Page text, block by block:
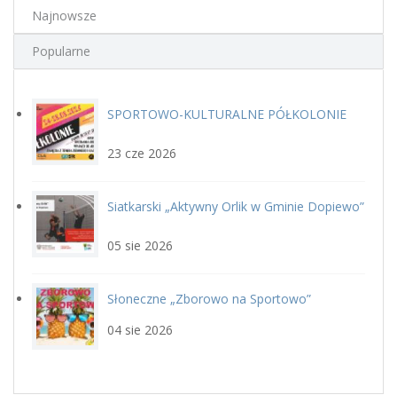
Najnowsze
Popularne
plakat.jpg
SPORTOWO-KULTURALNE PÓŁKOLONIE
LETNIE Z GOSiR w DOPIEWIE
23 cze 2026
siatka_poziom.jpg
Siatkarski „Aktywny Orlik w Gminie Dopiewo”
22 sierpnia
05 sie 2026
Słoneczne „Zborowo na Sportowo”
04 sie 2026